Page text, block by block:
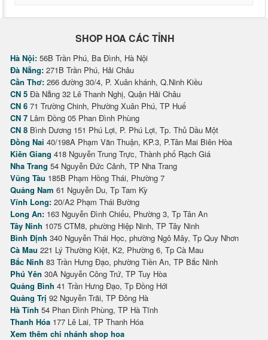
SHOP HOA CÁC TỈNH
Hà Nội: 56B Trần Phú, Ba Đình, Hà Nội
Đà Nẵng: 271B Trần Phú, Hải Châu
Cần Thơ: 266 đường 30/4, P. Xuân khánh, Q.Ninh Kiều
CN 5 Đà Nẵng 32 Lê Thanh Nghị, Quận Hải Châu
CN 6 71 Trường Chinh, Phường Xuân Phú, TP Huế
CN 7 Lâm Đồng 05 Phan Đình Phùng
CN 8 Bình Dương 151 Phú Lợi, P. Phú Lợi, Tp. Thủ Dầu Một
Đồng Nai 40/198A Phạm Văn Thuận, KP.3, P.Tân Mai Biên Hòa
Kiên Giang 418 Nguyễn Trung Trực, Thành phố Rạch Giá
Nha Trang 54 Nguyễn Đức Cảnh, TP Nha Trang
Vũng Tàu 185B Phạm Hồng Thái, Phường 7
Quảng Nam 61 Nguyễn Du, Tp Tam Kỳ
Vĩnh Long: 20/A2 Phạm Thái Bường
Long An: 163 Nguyễn Đình Chiểu, Phường 3, Tp Tân An
Tây Ninh 1075 CTM8, phường Hiệp Ninh, TP Tây Ninh
Bình Định 340 Nguyễn Thái Học, phường Ngô Mây, Tp Quy Nhơn
Cà Mau 221 Lý Thường Kiệt, K2, Phường 6, Tp Cà Mau
Bắc Ninh 83 Trần Hưng Đạo, phường Tiền An, TP Bắc Ninh
Phú Yên 30A Nguyễn Công Trứ, TP Tuy Hòa
Quảng Bình 41 Trần Hưng Đạo, Tp Đồng Hới
Quảng Trị 92 Nguyễn Trãi, TP Đông Hà
Hà Tĩnh 54 Phan Đình Phùng, TP Hà Tĩnh
Thanh Hóa 177 Lê Lai, TP Thanh Hóa
Xem thêm chi nhánh shop hoa